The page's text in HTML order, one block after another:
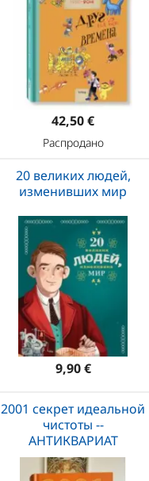
42,50 €
Распродано
20 великих людей,
изменивших мир
9,90 €
2001 секрет идеальной
чистоты --
АНТИКВАРИАТ